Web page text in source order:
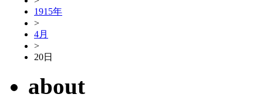
1915年
>
4月
>
20日
about